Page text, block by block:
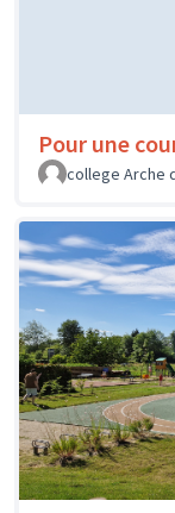
Pour une
college Arche